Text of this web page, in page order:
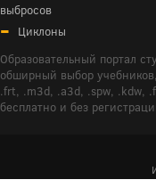
выбросов
Циклоны
Образовательный портал
обширный выбор
.frt, .m3d, .a3d, .spw, .kdw,
бесплатно и без